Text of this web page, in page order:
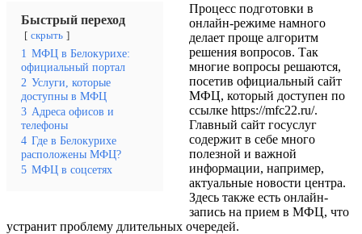
Быстрый переход
скрыть
1 МФЦ в Белокурихе:
официальный портал
2 Услуги, которые
доступны в МФЦ
3 Адреса офисов и
телефоны
4 Где в Белокурихе
расположены МФЦ?
5 МФЦ в соцсетях
Процесс подготовки в
онлайн-режиме намного
делает проще алгоритм
решения вопросов. Так
многие вопросы решаются,
посетив официальный сайт
МФЦ, который доступен по
ссылкеhttps://mfc22.ru/.
Главный сайт госуслуг
содержит в себе много
полезной и важной
информации, например,
актуальные новости центра.
Здесь также есть онлайн-
запись на прием в МФЦ, что
устранит проблему длительных очередей.